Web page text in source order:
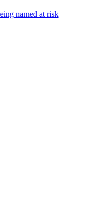
named at risk